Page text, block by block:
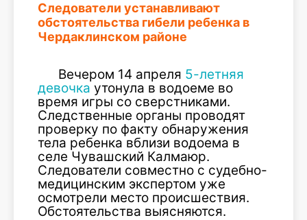
Следователи устанавливают
обстоятельства гибели ребенка в
Чердаклинском районе
Вечером 14 апреля 5-летняя
девочка утонула в водоеме во
время игры со сверстниками.
Следственные органы проводят
проверку по факту обнаружения
тела ребенка вблизи водоема в
селе Чувашский Калмаюр.
Следователи совместно с судебно-
медицинским экспертом уже
осмотрели место происшествия.
Обстоятельства выясняются.